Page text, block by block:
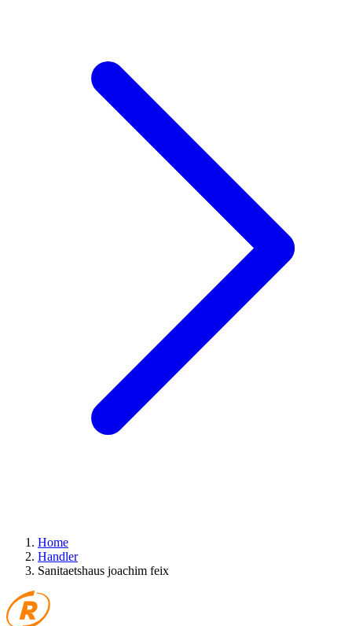
Home
Handler
Sanitaetshaus joachim feix